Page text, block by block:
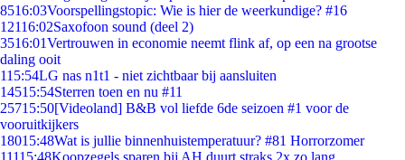
8516:03Voorspellingstopic: Wie is hier de weerkundige? #16
12116:02Saxofoon sound (deel 2)
3516:01Vertrouwen in economie neemt flink af, op een na grootse
daling ooit
115:54LG nas n1t1 - niet zichtbaar bij aansluiten
14515:54Sterren toen en nu #11
25715:50[Videoland] B&B vol liefde 6de seizoen #1 voor de
vooruitkijkers
18015:48Wat is jullie binnenhuistemperatuur? #81 Horrorzomer
11115:48Koopzegels sparen bij AH duurt straks 2x zo lang